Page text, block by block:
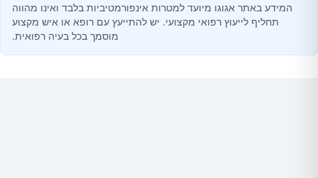
המידע באתר אגוגו מיועד למטרות אינפורמטיביות בלבד ואינו מהווה
תחליף לייעוץ רפואי מקצועי. יש להתייעץ עם רופא או איש מקצוע
מוסמך בכל בעיה רפואית.